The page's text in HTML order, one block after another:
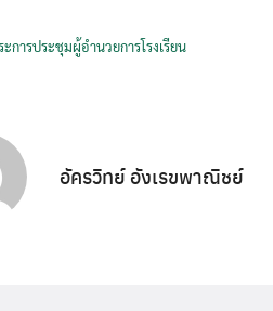
ะการประชุมผู้อำนวยการโรงเรียน
อัครวิทย์ อังเรขพาณิชย์